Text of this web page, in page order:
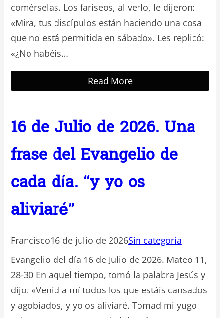
comérselas. Los fariseos, al verlo, le dijeron:
«Mira, tus discípulos están haciendo una cosa
que no está permitida en sábado». Les replicó:
«¿No habéis…
Read More
16 de Julio de 2026. Una
frase del Evangelio de
cada día. “y yo os
aliviaré”
Francisco16 de julio de 2026Sin categoría
Evangelio del día 16 de Julio de 2026. Mateo 11,
28-30 En aquel tiempo, tomó la palabra Jesús y
dijo: «Venid a mí todos los que estáis cansados
y agobiados, y yo os aliviaré. Tomad mi yugo